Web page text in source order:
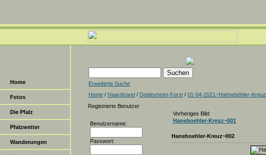
Home
Fotos
Die Pfalz
Pfalzwetter
Wanderungen
Erweiterte Suche
Home / Haardtrand / Deidesheim-Forst / 01-04-2021~Hahneböhler-Kreuz
Registrierte Benutzer
Benutzername:
Passwort:
Vorheriges Bild:
Haneboehler-Kreuz~001
Haneboehler-Kreuz~002